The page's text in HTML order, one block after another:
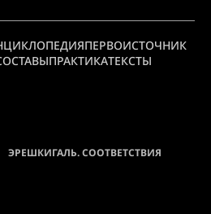
ПЕРВОИСТОЧНИК
ПРАКТИКАТЕКСТЫ
ЭРЕШКИГАЛЬ. СООТВЕТСТВИЯ